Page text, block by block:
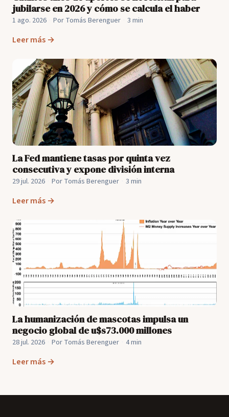
jubilarse en 2026 y cómo se calcula el haber
1 ago. 2026 Por Tomás Berenguer 3 min
Leer más →
La Fed mantiene tasas por quinta vez
consecutiva y expone división interna
29 jul. 2026 Por Tomás Berenguer 3 min
Leer más →
La humanización de mascotas impulsa un
negocio global de u$s73.000 millones
28 jul. 2026 Por Tomás Berenguer 4 min
Leer más →